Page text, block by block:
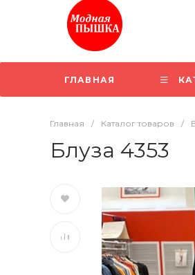
ГЛАВНАЯ
Главная / Каталог товаров /
Блуза 4353